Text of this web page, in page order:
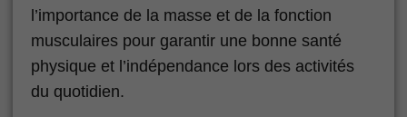
l’importance de la masse et de la fonction
musculaires pour garantir une bonne santé
physique et l’indépendance lors des activités
du quotidien.